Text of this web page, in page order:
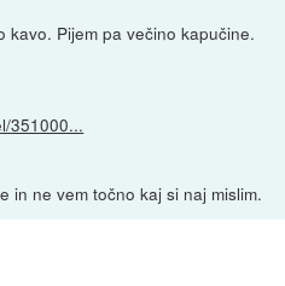
kavo. Pijem pa večino kapučine.
351000...
in ne vem točno kaj si naj mislim.